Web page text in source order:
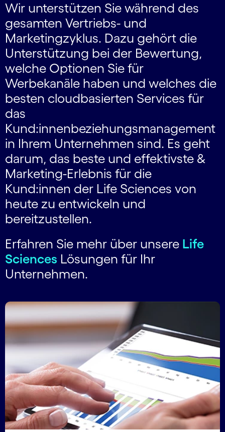
Wir unterstützen Sie während des
gesamten Vertriebs- und
Marketingzyklus. Dazu gehört die
Unterstützung bei der Bewertung,
welche Optionen Sie für
Werbekanäle haben und welches die
besten cloudbasierten Services für
das
Kund:innenbeziehungsmanagement
in Ihrem Unternehmen sind. Es geht
darum, das beste und effektivste &
Marketing-Erlebnis für die
Kund:innen der Life Sciences von
heute zu entwickeln und
bereitzustellen.
Erfahren Sie mehr über unsere Life
Sciences Lösungen für Ihr
Unternehmen.